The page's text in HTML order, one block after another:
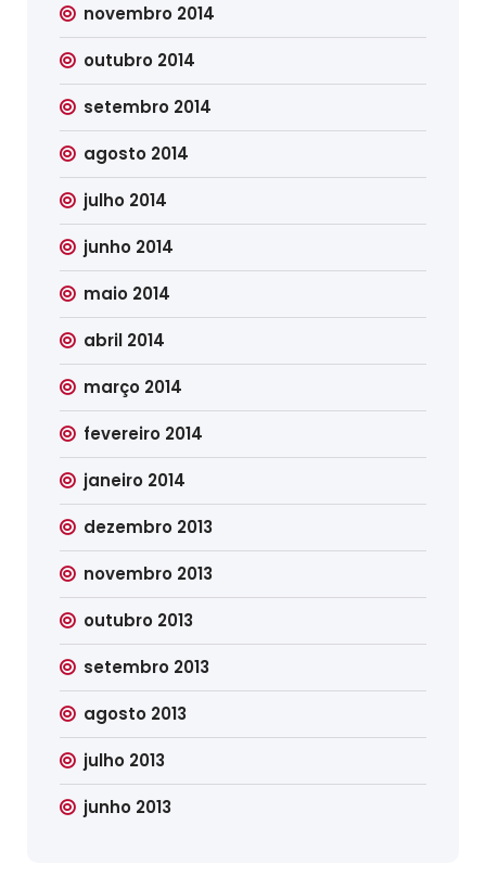
novembro 2014
outubro 2014
setembro 2014
agosto 2014
julho 2014
junho 2014
maio 2014
abril 2014
março 2014
fevereiro 2014
janeiro 2014
dezembro 2013
novembro 2013
outubro 2013
setembro 2013
agosto 2013
julho 2013
junho 2013